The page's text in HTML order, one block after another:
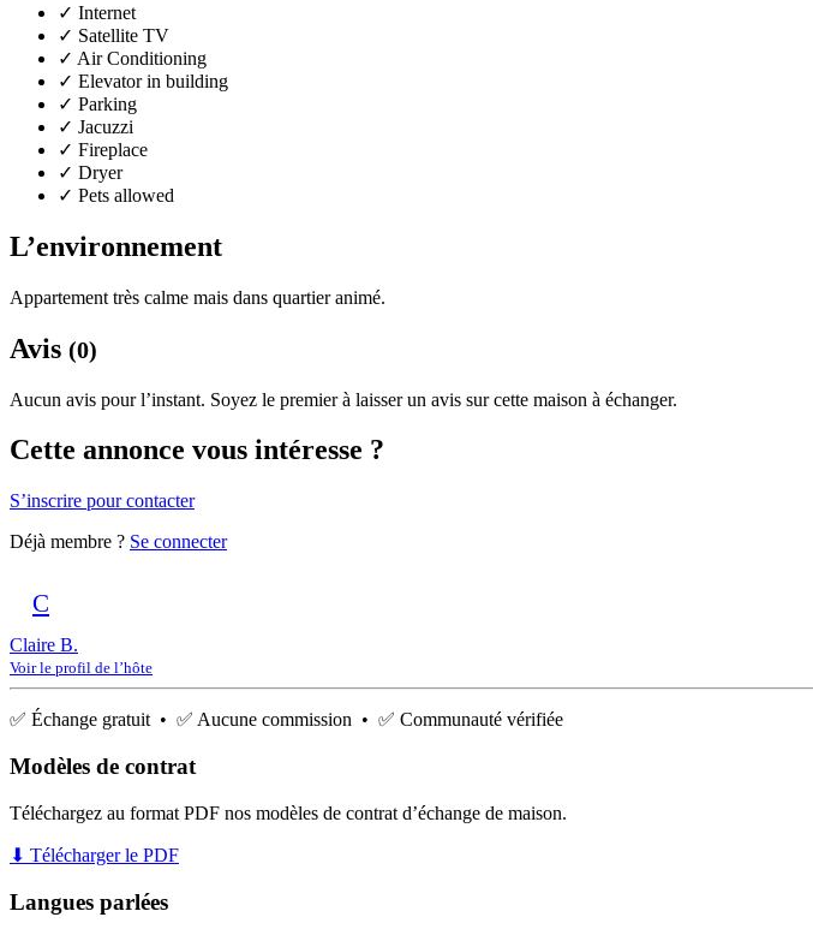
✓ Internet
✓ Satellite TV
✓ Air Conditioning
✓ Elevator in building
✓ Parking
✓ Jacuzzi
✓ Fireplace
✓ Dryer
✓ Pets allowed
L’environnement
Appartement très calme mais dans quartier animé.
Avis (0)
Aucun avis pour l’instant. Soyez le premier à laisser un avis sur cette maison à échanger.
Cette annonce vous intéresse ?
S’inscrire pour contacter
Déjà membre ? Se connecter
C
Claire B.
Voir le profil de l’hôte
✅ Échange gratuit • ✅ Aucune commission • ✅ Communauté vérifiée
Modèles de contrat
Téléchargez au format PDF nos modèles de contrat d’échange de maison.
⬇ Télécharger le PDF
Langues parlées